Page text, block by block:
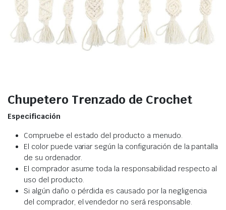
Chupetero Trenzado de Crochet
Especificación
Compruebe el estado del producto a menudo.
El color puede variar según la configuración de la pantalla
de su ordenador.
El comprador asume toda la responsabilidad respecto al
uso del producto.
Si algún daño o pérdida es causado por la negligencia
del comprador, el vendedor no será responsable.